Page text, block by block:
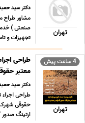
تهران
دکتر سید
مشاور طراح
نصب و راه
نگهداری و
4 ساعت پیش
تهران
طراحی
معتبر
دکتر سید
طراحی
حقوقی
ارتینگ